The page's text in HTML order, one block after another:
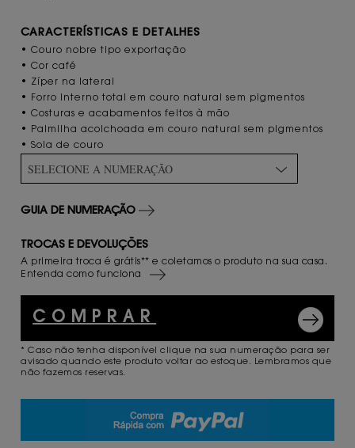
CARACTERÍSTICAS E DETALHES
• Couro nobre tipo exportação
• Cor café
• Zíper na lateral
• Forro interno total em couro natural sem pigmentos
• Costuras e acabamentos feitos à mão
• Palmilha acolchoada em couro natural sem pigmentos
• Sola de couro
SELECIONE A NUMERAÇÃO
GUIA DE NUMERAÇÃO
TROCAS E DEVOLUÇÕES
A primeira troca é grátis** e coletamos o produto na sua casa.
Entenda como funciona
COMPRAR
* Caso não tenha disponível clique na sua numeração para ser
avisado quando este produto voltar ao estoque. Lembramos que
não fazemos reservas.